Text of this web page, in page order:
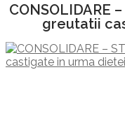
CONSOLIDARE
greutatii